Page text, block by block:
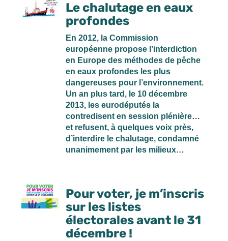
Le chalutage en eaux
profondes
En 2012, la Commission
européenne propose l’interdiction
en Europe des méthodes de pêche
en eaux profondes les plus
dangereuses pour l’environnement.
Un an plus tard, le 10 décembre
2013, les eurodéputés la
contredisent en session plénière…
et refusent, à quelques voix près,
d’interdire le chalutage, condamné
unanimement par les milieux…
Pour voter, je m’inscris
sur les listes
électorales avant le 31
décembre !